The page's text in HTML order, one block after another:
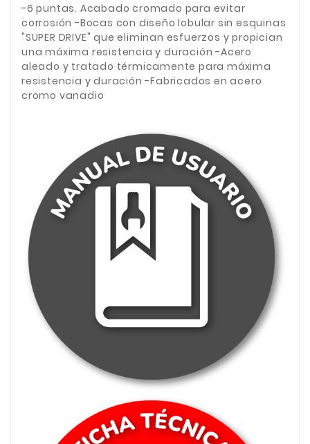
-6 puntas. Acabado cromado para evitar
corrosión -Bocas con diseño lobular sin esquinas
"SUPER DRIVE" que eliminan esfuerzos y propician
una máxima resistencia y duración -Acero
aleado y tratado térmicamente para máxima
resistencia y duración -Fabricados en acero
cromo vanadio